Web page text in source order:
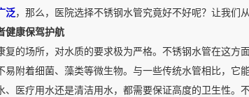
泛，那么，医院选择不锈钢水管究竟好不好呢？让我们
健康保驾护航
复的场所，对水质的要求极为严格。不锈钢水管在这方
易附着细菌、藻类等微生物。与一些传统水管相比，
、医疗用水还是清洁用水，都需要保证高度的卫生性